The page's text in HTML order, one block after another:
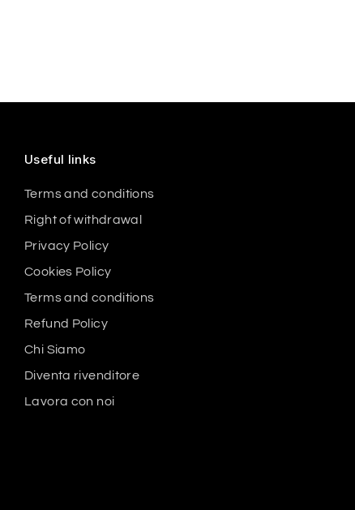
Useful links
Terms and conditions
Right of withdrawal
Privacy Policy
Cookies Policy
Terms and conditions
Refund Policy
Chi Siamo
Diventa rivenditore
Lavora con noi